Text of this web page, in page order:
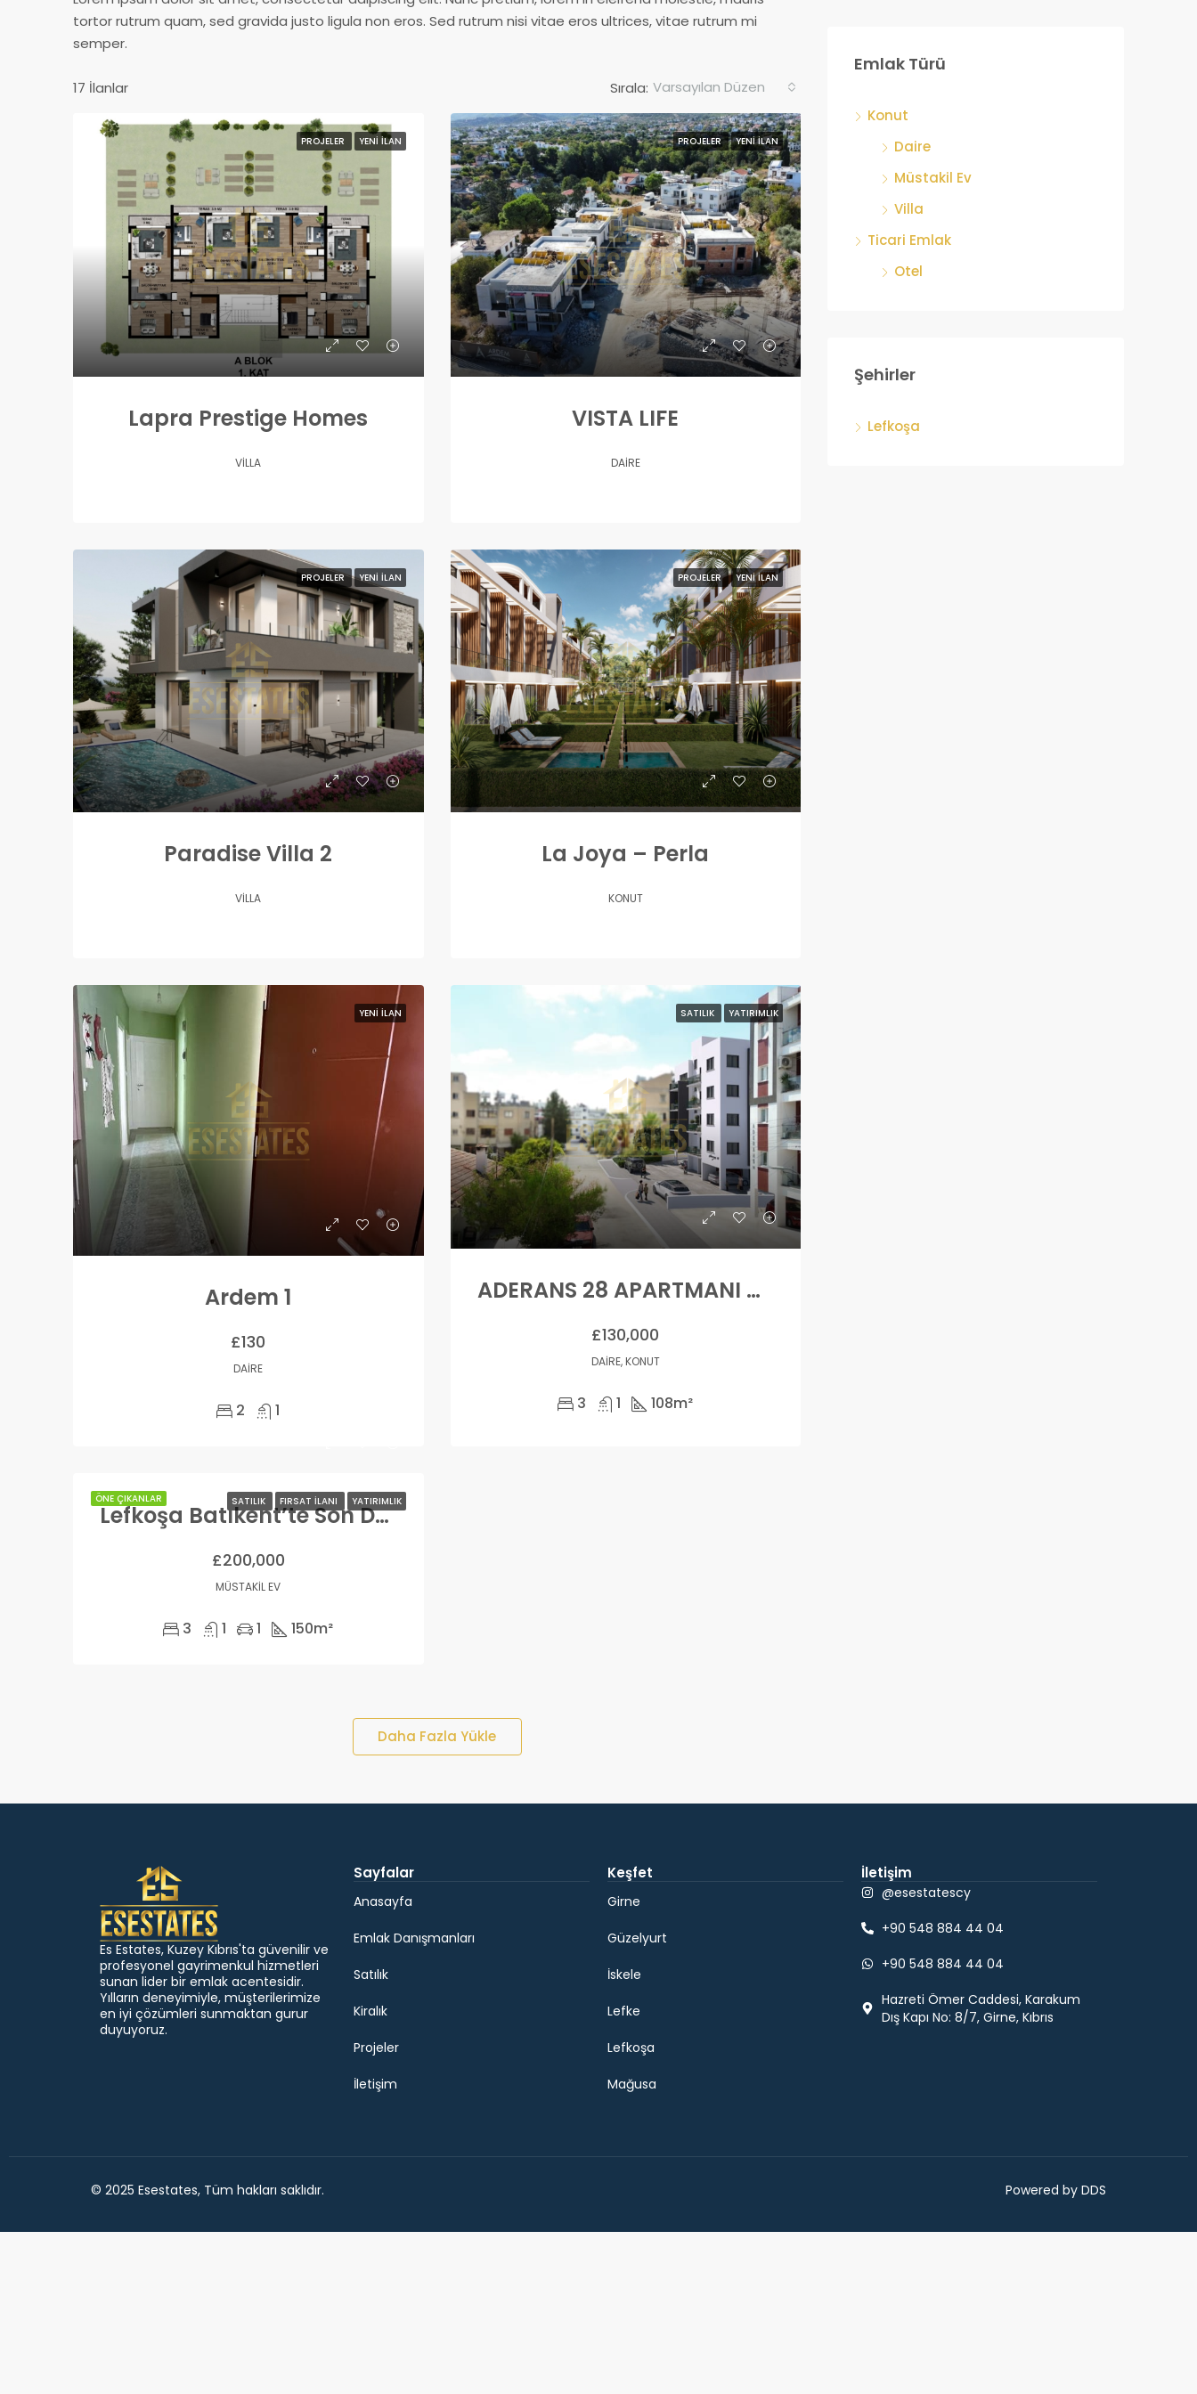
tortor rutrum quam, sed gravida justo ligula non eros. Sed rutrum nisi vitae eros ultrices, vitae rutrum mi
semper.
17 İlanlar Sırala: Varsayılan Düzen
PROJELER YENI İLAN
Lapra Prestige Homes
VILLA
PROJELER YENI İLAN
VISTA LIFE
DAIRE
PROJELER YENI İLAN
Paradise Villa 2
VILLA
PROJELER YENI İLAN
La Joya – Perla
KONUT
YENI İLAN
Ardem 1
£130
DAIRE
2 1
SATILIK YATIRIMLIK
ADERANS 28 APARTMANI – 1.KAT – 3+1
£130,000
DAIRE, KONUT
3 1 108m²
ÖNE ÇIKANLAR SATILIK FIRSAT İLANI YATIRIMLIK
Lefkoşa Batıkent’te Son Daire
£200,000
MÜSTAKIL EV
3 1 1 150m²
Daha Fazla Yükle
Emlak Türü
Konut
Daire
Müstakil Ev
Villa
Ticari Emlak
Otel
Şehirler
Lefkoşa
Es Estates, Kuzey Kıbrıs'ta güvenilir ve
profesyonel gayrimenkul hizmetleri
sunan lider bir emlak acentesidir.
Yılların deneyimiyle, müşterilerimize
en iyi çözümleri sunmaktan gurur
duyuyoruz.
Sayfalar
Anasayfa
Emlak Danışmanları
Satılık
Kiralık
Projeler
İletişim
Keşfet
Girne
Güzelyurt
İskele
Lefke
Lefkoşa
Mağusa
İletişim
@esestatescy
+90 548 884 44 04
+90 548 884 44 04
Hazreti Ömer Caddesi, Karakum
Dış Kapı No: 8/7, Girne, Kıbrıs
© 2025 Esestates, Tüm hakları saklıdır. Powered by DDS